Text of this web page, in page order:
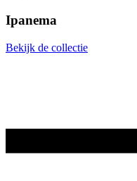
Ipanema
Bekijk de collectie